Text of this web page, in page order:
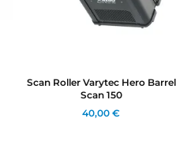
Scan Roller Varytec Hero Barrel
Scan 150
40,00 €